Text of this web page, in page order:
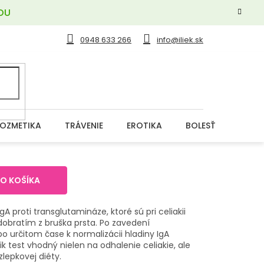
0948 633 266 info@iliek.sk
TRÁVENIE EROTIKA BOLESŤ
KOŠÍKA
proti transglutamináze, ktoré sú pri celiakii
z bruška prsta. Po zavedení
určitom čase k normalizácii hladiny IgA
test vhodný nielen na odhalenie celiakie, ale
diéty.